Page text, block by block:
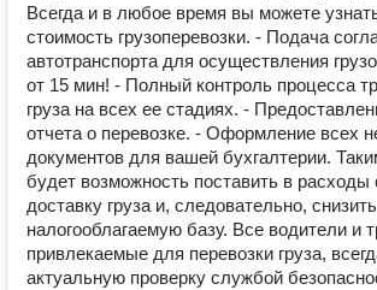
Всегда и в любое время вы можете
стоимость грузоперевозки. - Подача
автотранспорта для осуществления
от 15 мин! - Полный контроль процесса
груза на всех ее стадиях. -
отчета о перевозке. - Оформление всех
документов для вашей бухгалтерии.
будет возможность поставить в расходы
доставку груза и, следовательно, снизить
налогооблагаемую базу. Все водители и
привлекаемые для перевозки груза,
актуальную проверку службой